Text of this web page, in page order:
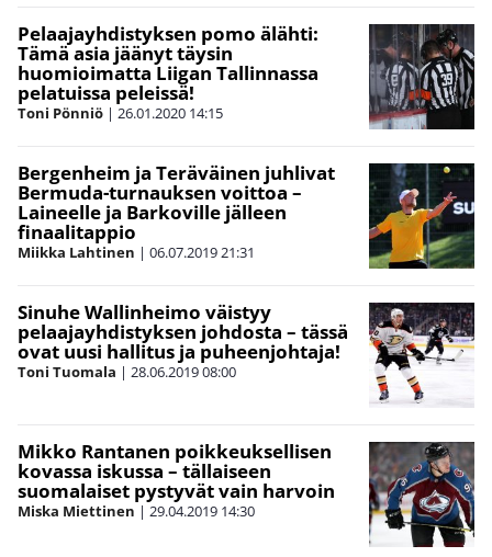
Pelaajayhdistyksen pomo älähti:
Tämä asia jäänyt täysin
huomioimatta Liigan Tallinnassa
pelatuissa peleissä!
Toni Pönniö | 26.01.2020 14:15
Bergenheim ja Teräväinen juhlivat
Bermuda-turnauksen voittoa –
Laineelle ja Barkoville jälleen
finaalitappio
Miikka Lahtinen | 06.07.201921:31
Sinuhe Wallinheimo väistyy
pelaajayhdistyksen johdosta – tässä
ovat uusi hallitus ja puheenjohtaja!
Toni Tuomala | 28.06.201908:00
Mikko Rantanen poikkeuksellisen
kovassa iskussa – tällaiseen
suomalaiset pystyvät vain harvoin
Miska Miettinen | 29.04.2019 14:30